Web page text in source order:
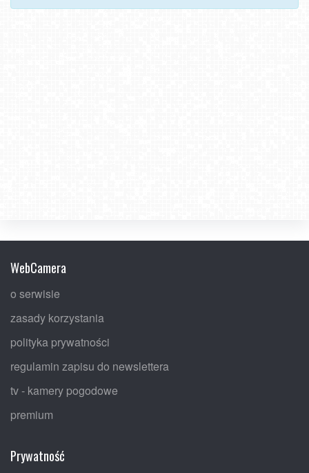
WebCamera
o serwisie
zasady korzystania
polityka prywatności
regulamin zapisu do newslettera
tv - kamery pogodowe
premium
Prywatność